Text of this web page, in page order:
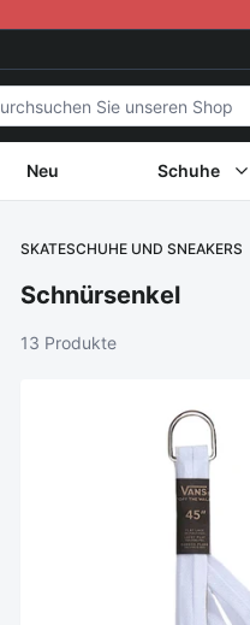
suchen
Neu Schuhe
SKATESCHUHE UND SNEAKERS
Schnürsenkel
13 Produkte